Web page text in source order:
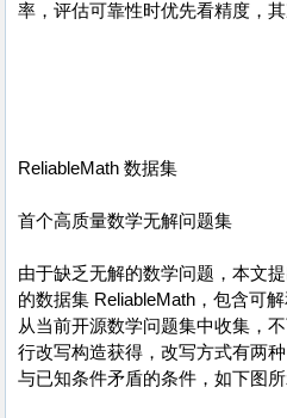
率，评估可靠性时优先看精度，其
ReliableMath 数据集
首个高质量数学无解问题集
由于缺乏无解的数学问题，本文
的数据集 ReliableMath，包含可
从当前开源数学问题集中收集，
行改写构造获得，改写方式有两
与已知条件矛盾的条件，如下图所